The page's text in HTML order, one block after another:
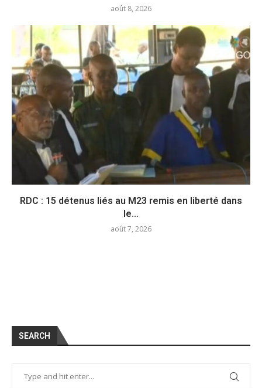
août 8, 2026
RDC : 15 détenus liés au M23 remis en liberté dans
le...
août 7, 2026
SEARCH